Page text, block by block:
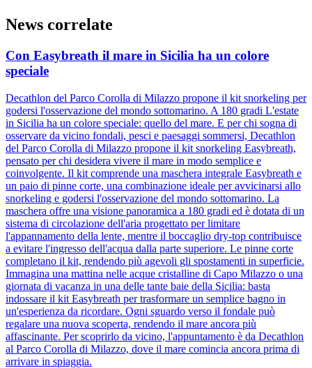
News correlate
Con Easybreath il mare in Sicilia ha un colore
speciale
Decathlon del Parco Corolla di Milazzo propone il kit snorkeling per
godersi l'osservazione del mondo sottomarino. A 180 gradi L'estate
in Sicilia ha un colore speciale: quello del mare. E per chi sogna di
osservare da vicino fondali, pesci e paesaggi sommersi, Decathlon
del Parco Corolla di Milazzo propone il kit snorkeling Easybreath,
pensato per chi desidera vivere il mare in modo semplice e
coinvolgente. Il kit comprende una maschera integrale Easybreath e
un paio di pinne corte, una combinazione ideale per avvicinarsi allo
snorkeling e godersi l'osservazione del mondo sottomarino. La
maschera offre una visione panoramica a 180 gradi ed è dotata di un
sistema di circolazione dell'aria progettato per limitare
l'appannamento della lente, mentre il boccaglio dry-top contribuisce
a evitare l'ingresso dell'acqua dalla parte superiore. Le pinne corte
completano il kit, rendendo più agevoli gli spostamenti in superficie.
Immagina una mattina nelle acque cristalline di Capo Milazzo o una
giornata di vacanza in una delle tante baie della Sicilia: basta
indossare il kit Easybreath per trasformare un semplice bagno in
un'esperienza da ricordare. Ogni sguardo verso il fondale può
regalare una nuova scoperta, rendendo il mare ancora più
affascinante. Per scoprirlo da vicino, l'appuntamento è da Decathlon
al Parco Corolla di Milazzo, dove il mare comincia ancora prima di
arrivare in spiaggia.